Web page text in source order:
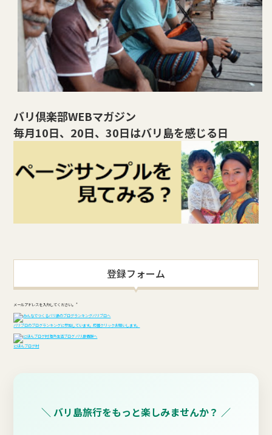
バリ倶楽部WEBマガジン
毎月10日、20日、30日はバリ島を感じる日
登録フォーム
メールアドレスを入力してください。*
バリブロのブログランキングに参加しています。応援クリックお願いします。
にほんブログ村
＼ バリ島旅行をもっと楽しみませんか？ ／